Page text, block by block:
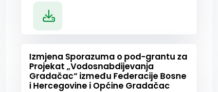
Izmjena Sporazuma o pod-grantu za
Projekat „Vodosnabdijevanja
Gradačac“ između Federacije Bosne
i Hercegovine i Općine Gradačac